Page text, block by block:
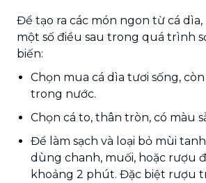
Để tạo ra các món ngon từ cá
một số điều sau trong quá trình
biến:
Chọn mua cá dìa tươi sống,
trong nước.
Chọn cá to, thân tròn, có màu
Để làm sạch và loại bỏ mùi
dùng chanh, muối, hoặc rượu
khoảng 2 phút. Đặc biệt rượu